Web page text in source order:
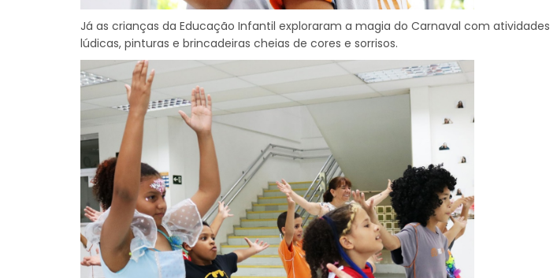
Já as crianças da Educação Infantil exploraram a magia do Carnaval com atividades
lúdicas, pinturas e brincadeiras cheias de cores e sorrisos.